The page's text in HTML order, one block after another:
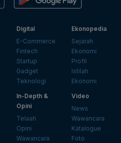
Digital
E-Commerce
Fintech
Startup
Gadget
Teknologi
Ekonopedia
Sejarah
Ekonomi
Profil
Istilah
Ekonomi
In-Depth &
Opini
Telaah
Opini
Wawancara
Video
News
Wawancara
Katalogue
Foto